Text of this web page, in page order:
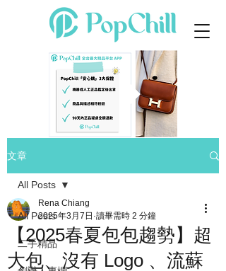
文章
All Posts
二手精品
All Posts
【2025春夏包包趨勢】超
大包、沒有 Logo 、流蘇
Rena Chiang
2025年3月7日 讀畢需時 2 分鐘